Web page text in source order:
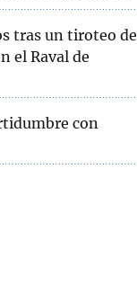
tras un tiroteo de
el Raval de
con